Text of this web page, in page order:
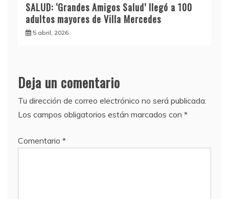
SALUD: ‘Grandes Amigos Salud’ llegó a 100
adultos mayores de Villa Mercedes
5 abril, 2026
Deja un comentario
Tu dirección de correo electrónico no será publicada.
Los campos obligatorios están marcados con *
Comentario *